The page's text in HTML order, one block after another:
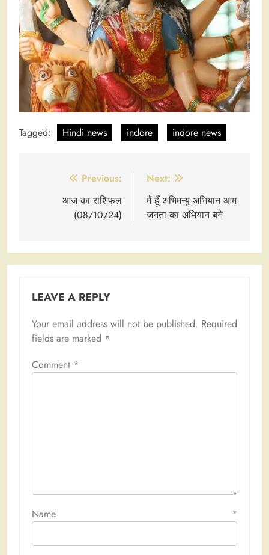
Tagged: Hindi news indore indore news
navigation
Previous:
आज का राशिफल
(08/10/24)
Next:
मैं हूँ अभिमन्यु अभियान आम
जनता का अभियान बने
LEAVE A REPLY
Your email address will not be published. Required
fields are marked *
Comment *
Name *